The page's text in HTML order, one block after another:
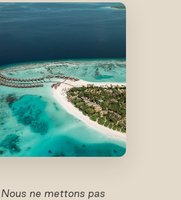
ne mettons pas